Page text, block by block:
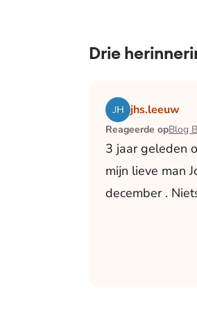
Drie
jhs.leeuw
Reageerde op
3 jaar geleden
mijn lieve man
december .
Lees het artikel